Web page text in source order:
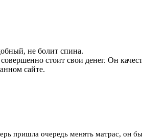
не болит спина.
стоит свои денег. Он
сайте.
пришла очередь менять матрас, он